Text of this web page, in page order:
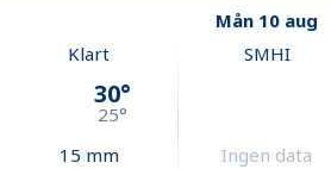
Mån 10 aug
Klart
30°
25°
15 mm
SMHI
Ingen data